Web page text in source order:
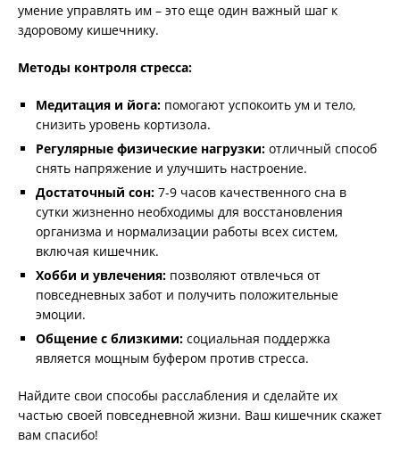
умение управлять им – это еще один важный шаг к
здоровому кишечнику.
Методы контроля стресса:
Медитация и йога: помогают успокоить ум и тело,
снизить уровень кортизола.
Регулярные физические нагрузки: отличный способ
снять напряжение и улучшить настроение.
Достаточный сон: 7-9 часов качественного сна в
сутки жизненно необходимы для восстановления
организма и нормализации работы всех систем,
включая кишечник.
Хобби и увлечения: позволяют отвлечься от
повседневных забот и получить положительные
эмоции.
Общение с близкими: социальная поддержка
является мощным буфером против стресса.
Найдите свои способы расслабления и сделайте их
частью своей повседневной жизни. Ваш кишечник скажет
вам спасибо!